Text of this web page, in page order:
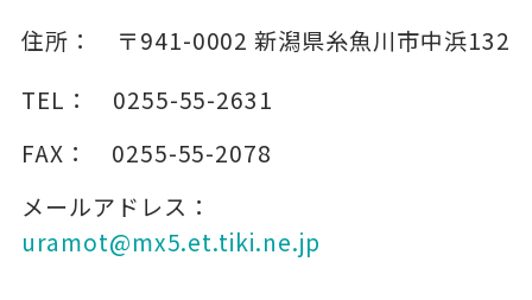
住所： 〒941-0002 新潟県糸魚川市中浜132
TEL：
0255-55-2631
FAX：
0255-55-2078
メールアドレス：
uramot@mx5.et.tiki.ne.jp